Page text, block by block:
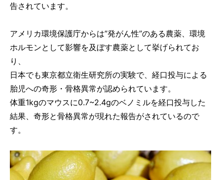
告されています。
アメリカ環境保護庁からは”発がん性”のある農薬、環境
ホルモンとして影響を及ぼす農薬として挙げられてお
り、
日本でも東京都立衛生研究所の実験で、経口投与による
胎児への奇形・骨格異常が認められています。
体重1kgのマウスに0.7~2.4gのベノミルを経口投与した
結果、奇形と骨格異常が現れた報告がされているので
す。